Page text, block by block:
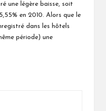
une légère baisse, soit
en 2010. Alors que le
dans les hôtels
période) une